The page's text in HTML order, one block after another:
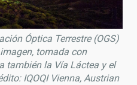
Óptica Terrestre (OGS)
tomada con
también la Vía Láctea y el
IQOQI Vienna, Austrian